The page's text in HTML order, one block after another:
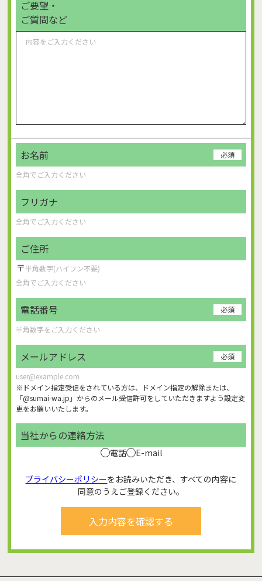
ご要望・
ご質問など
お名前 必須
フリガナ
ご住所
〒
電話番号 必須
メールアドレス 必須
※ドメイン指定受信をされている方は、ドメイン指定の解除または、
「@sumai-wa.jp」からのメール受信許可をしていただきますよう設定変
更をお願いいたします。
当社からの連絡方法
電話 E-mail
プライバシーポリシーをお読みいただき、すべての内容に
同意のうえご登録ください。